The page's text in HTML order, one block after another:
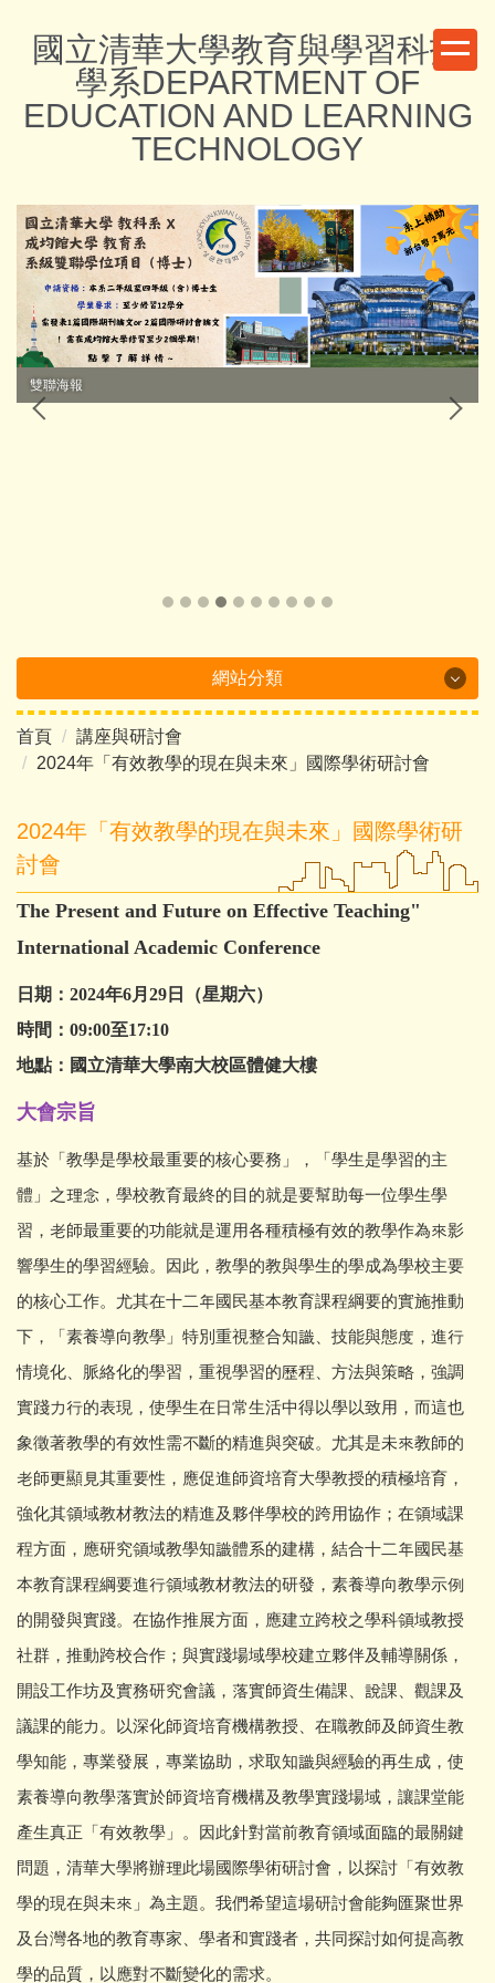
內
國立清華大學教育與學習科技
學系DEPARTMENT OF
EDUCATION AND LEARNING
TECHNOLOGY
雙聯海報
網站分類
Department Brochure
系所概況
系所成員
課程介紹
招生資訊
文件下載
國際交流
高中生專區
International students
系友專區
首頁
講座與研討會
2024年「有效教學的現在與未來」國際學術研討會
2024年「有效教學的現在與未來」國際學術研
討會
The Present and Future on Effective Teaching"
International Academic Conference
日期： 2024年6月 29 日（星期六）
時間：09:00至17:10
地點：國立清華大學南大校區體健大樓
大會宗旨
基於「教學是學校最重要的核心要務」，「學生是學習的主
體」之理念，學校教育最終的目的就是要幫助每一位學生學
習，老師最重要的功能就是運用各種積極有效的教學作為來影
響學生的學習經驗。因此，教學的教與學生的學成為學校主要
的核心工作。尤其在十二年國民基本教育課程綱要的實施推動
下，「素養導向教學」特別重視整合知識、技能與態度，進行
情境化、脈絡化的學習，重視學習的歷程、方法與策略，強調
實踐力行的表現，使學生在日常生活中得以學以致用，而這也
象徵著教學的有效性需不斷的精進與突破。尤其是未來教師的
老師更顯見其重要性，應促進師資培育大學教授的積極培育，
強化其領域教材教法的精進及夥伴學校的跨用協作；在領域課
程方面，應研究領域教學知識體系的建構，結合十二年國民基
本教育課程綱要進行領域教材教法的研發，素養導向教學示例
的開發與實踐。在協作推展方面，應建立跨校之學科領域教授
社群，推動跨校合作；與實踐場域學校建立夥伴及輔導關係，
開設工作坊及實務研究會議，落實師資生備課、說課、觀課及
議課的能力。以深化師資培育機構教授、在職教師及師資生教
學知能，專業發展，專業協助，求取知識與經驗的再生成，使
素養導向教學落實於師資培育機構及教學實踐場域，讓課堂能
產生真正「有效教學」。因此針對當前教育領域面臨的最關鍵
問題，清華大學將辦理此場國際學術研討會，以探討「有效教
學的現在與未來」為主題。我們希望這場研討會能夠匯聚世界
及台灣各地的教育專家、學者和實踐者，共同探討如何提高教
學的品質，以應對不斷變化的需求。